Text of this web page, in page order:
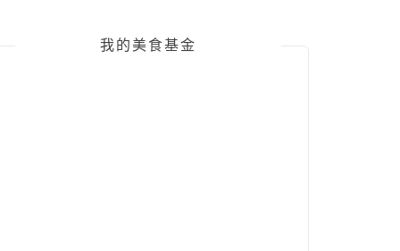
我的美食基金